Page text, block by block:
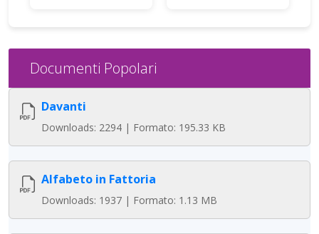
Documenti Popolari
Davanti
Downloads: 2294 | Formato: 195.33 KB
Alfabeto in Fattoria
Downloads: 1937 | Formato: 1.13 MB